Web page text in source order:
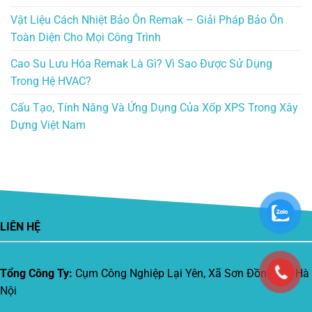
Vật Liệu Cách Nhiệt Bảo Ôn Remak – Giải Pháp Bảo Ôn
Toàn Diện Cho Mọi Công Trình
Cao Su Lưu Hóa Remak Là Gì? Vì Sao Được Sử Dụng
Trong Hệ HVAC?
Cấu Tạo, Tính Năng Và Ứng Dụng Của Xốp XPS Trong Xây
Dựng Việt Nam
LIÊN HỆ
Tổng Công Ty: Cụm Công Nghiệp Lại Yên, Xã Sơn Đồng, TP. Hà
Nội